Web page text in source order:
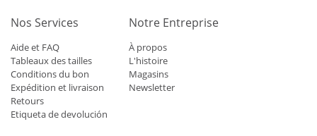
Nos Services
Aide et FAQ
Tableaux des tailles
Conditions du bon
Expédition et livraison
Retours
Etiqueta de devolución
Notre Entreprise
À propos
L'histoire
Magasins
Newsletter